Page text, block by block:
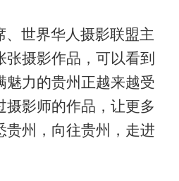
、世界华人摄影联盟主
张摄影作品，可以看到
魅力的贵州正越来越受
摄影师的作品，让更多
贵州，向往贵州，走进